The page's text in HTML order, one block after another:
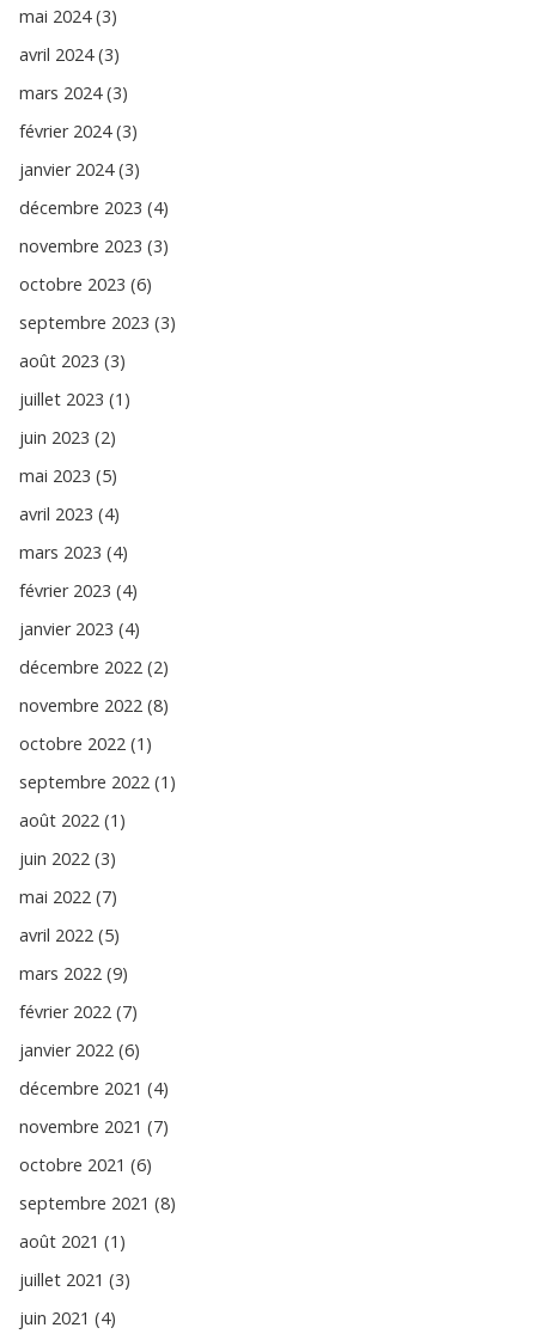
mai 2024 (3)
avril 2024 (3)
mars 2024 (3)
février 2024 (3)
janvier 2024 (3)
décembre 2023 (4)
novembre 2023 (3)
octobre 2023 (6)
septembre 2023 (3)
août 2023 (3)
juillet 2023 (1)
juin 2023 (2)
mai 2023 (5)
avril 2023 (4)
mars 2023 (4)
février 2023 (4)
janvier 2023 (4)
décembre 2022 (2)
novembre 2022 (8)
octobre 2022 (1)
septembre 2022 (1)
août 2022 (1)
juin 2022 (3)
mai 2022 (7)
avril 2022 (5)
mars 2022 (9)
février 2022 (7)
janvier 2022 (6)
décembre 2021 (4)
novembre 2021 (7)
octobre 2021 (6)
septembre 2021 (8)
août 2021 (1)
juillet 2021 (3)
juin 2021 (4)